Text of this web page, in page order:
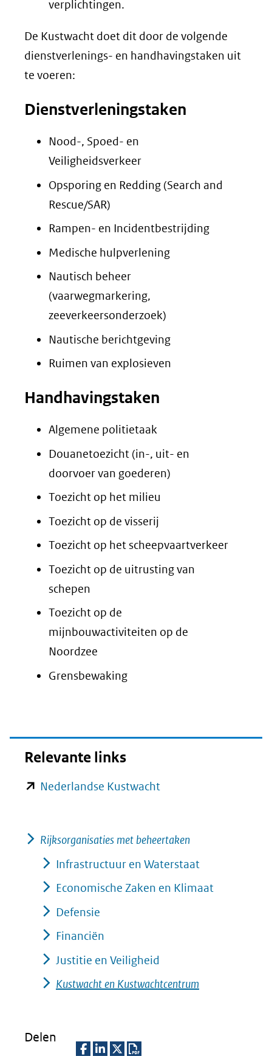
verplichtingen.
De Kustwacht doet dit door de volgende
dienstverlenings- en handhavingstaken uit
te voeren:
Dienstverleningstaken
Nood-, Spoed- en
Veiligheidsverkeer
Opsporing en Redding (Search and
Rescue/SAR)
Rampen- en Incidentbestrijding
Medische hulpverlening
Nautisch beheer
(vaarwegmarkering,
zeeverkeersonderzoek)
Nautische berichtgeving
Ruimen van explosieven
Handhavingstaken
Algemene politietaak
Douanetoezicht (in-, uit- en
doorvoer van goederen)
Toezicht op het milieu
Toezicht op de visserij
Toezicht op het scheepvaartverkeer
Toezicht op de uitrusting van
schepen
Toezicht op de
mijnbouwactiviteiten op de
Noordzee
Grensbewaking
Relevante links
Nederlandse Kustwacht
venster)
(verwijst
naar
Rijksorganisaties met beheertaken
Infrastructuur en Waterstaat
Economische Zaken en Klimaat
Defensie
Financiën
Justitie en Veiligheid
Kustwacht en Kustwachtcentrum
Delen